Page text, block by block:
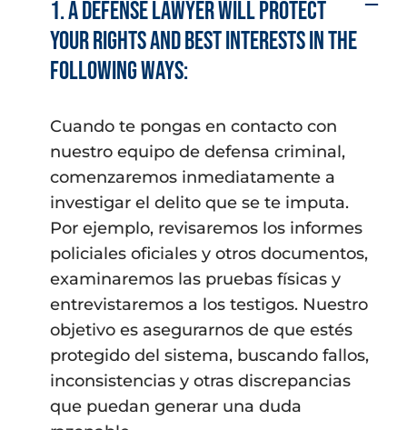
1. A defense lawyer will protect
your rights and best interests in the
following ways:
Cuando te pongas en contacto con
nuestro equipo de defensa criminal,
comenzaremos inmediatamente a
investigar el delito que se te imputa.
Por ejemplo, revisaremos los informes
policiales oficiales y otros documentos,
examinaremos las pruebas físicas y
entrevistaremos a los testigos. Nuestro
objetivo es asegurarnos de que estés
protegido del sistema, buscando fallos,
inconsistencias y otras discrepancias
que puedan generar una duda